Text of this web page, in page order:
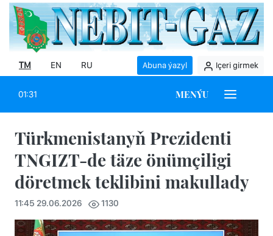
TM EN RU Abuna ýazyl Içeri girmek
01:31 MENÝU
Türkmenistanyň Prezidenti
TNGIZT-de täze önümçiligi
döretmek teklibini makullady
11:45 29.06.2026 1130